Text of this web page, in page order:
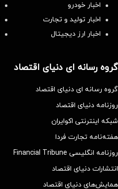
اخبار خودرو
اخبار تولید و تجارت
اخبار ارز دیجیتال
گروه رسانه ای دنیای اقتصاد
گروه رسانه ای دنیای اقتصاد
روزنامه دنیای اقتصاد
شبکه اینترنتی اکوایران
هفته‌نامه تجارت فردا
روزنامه انگلیسی Financial Tribune
انتشارات دنیای اقتصاد
همایش‌های دنیای اقتصاد